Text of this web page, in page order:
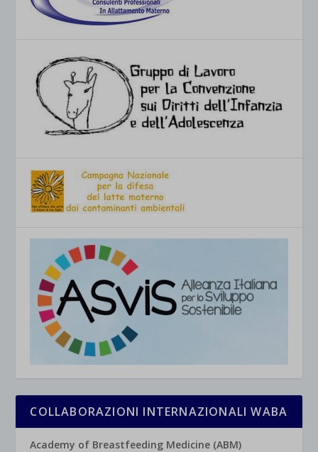
COLLABORAZIONI INTERNAZIONALI WABA
Academy of Breastfeeding Medicine (ABM)